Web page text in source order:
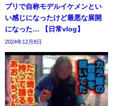
プリで自称モデルイケメンとい
い感じになったけど最悪な展開
になった… 【日常vlog】
2024年12月8日